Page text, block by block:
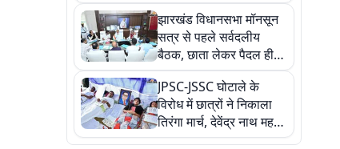
मंदिर पहुंचे तेजस्वी, 10
तस्वीरों में देखें नजारा
झारखंड विधानसभा मॉनसून
सत्र से पहले सर्वदलीय
बैठक, छाता लेकर पैदल ही
सत्ता पक्ष की मीटिंग में पहुंचे
सीएम, देखें तस्वीरें
JPSC-JSSC घोटाले के
विरोध में छात्रों ने निकाला
तिरंगा मार्च, देवेंद्र नाथ महतो
ने किया जल ग्रहण, देखें